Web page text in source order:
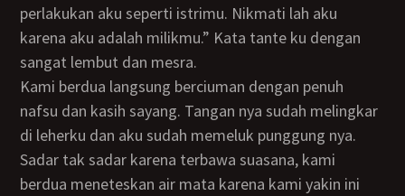
perlakukan aku seperti istrimu. Nikmati lah aku
karena aku adalah milikmu.” Kata tante ku dengan
sangat lembut dan mesra.
Kami berdua langsung berciuman dengan penuh
nafsu dan kasih sayang. Tangan nya sudah melingkar
di leherku dan aku sudah memeluk punggung nya.
Sadar tak sadar karena terbawa suasana, kami
berdua meneteskan air mata karena kami yakin ini